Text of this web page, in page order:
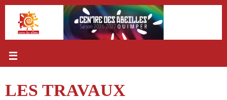
Passer
contenu
LES TRAVAUX